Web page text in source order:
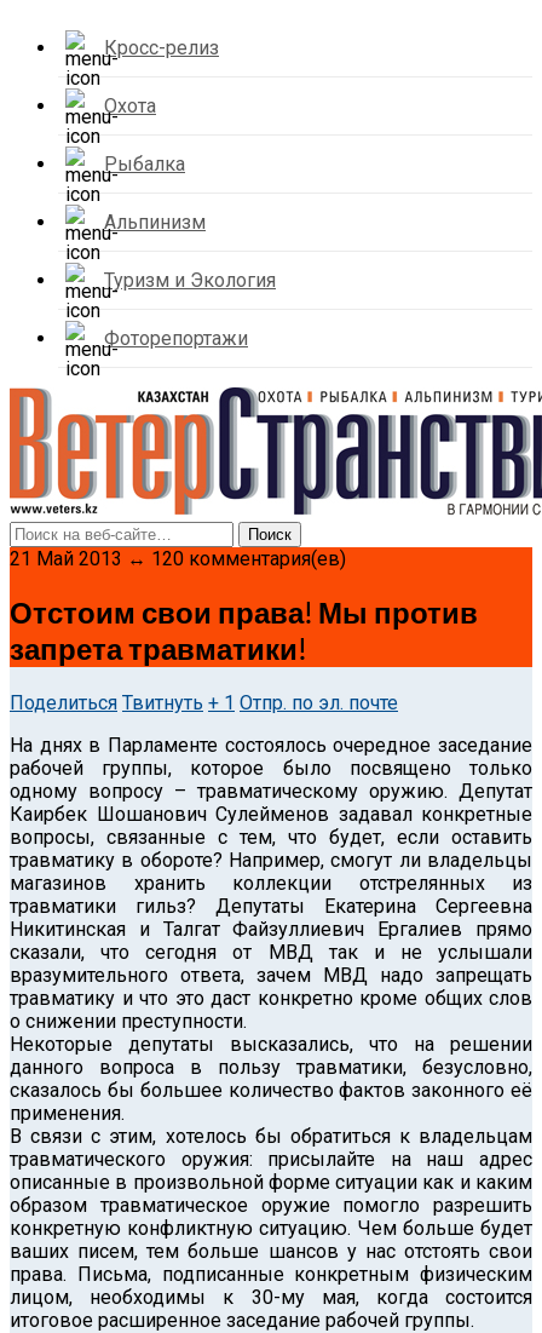
Кросс-релиз
Охота
Рыбалка
Альпинизм
Туризм и Экология
Фоторепортажи
21 Май 2013 ↔ 120 комментария(ев)
Отстоим свои права! Мы против
запрета травматики!
Поделиться Твитнуть + 1 Отпр. по эл. почте
На днях в Парламенте состоялось очередное заседание
рабочей группы, которое было посвящено только
одному вопросу – травматическому оружию. Депутат
Каирбек Шошанович Сулейменов задавал конкретные
вопросы, связанные с тем, что будет, если оставить
травматику в обороте? Например, смогут ли владельцы
магазинов хранить коллекции отстрелянных из
травматики гильз? Депутаты Екатерина Сергеевна
Никитинская и Талгат Файзуллиевич Ергалиев прямо
сказали, что сегодня от МВД так и не услышали
вразумительного ответа, зачем МВД надо запрещать
травматику и что это даст конкретно кроме общих слов
о снижении преступности.
Некоторые депутаты высказались, что на решении
данного вопроса в пользу травматики, безусловно,
сказалось бы большее количество фактов законного её
применения.
В связи с этим, хотелось бы обратиться к владельцам
травматического оружия: присылайте на наш адрес
описанные в произвольной форме ситуации как и каким
образом травматическое оружие помогло разрешить
конкретную конфликтную ситуацию. Чем больше будет
ваших писем, тем больше шансов у нас отстоять свои
права. Письма, подписанные конкретным физическим
лицом, необходимы к 30-му мая, когда состоится
итоговое расширенное заседание рабочей группы.